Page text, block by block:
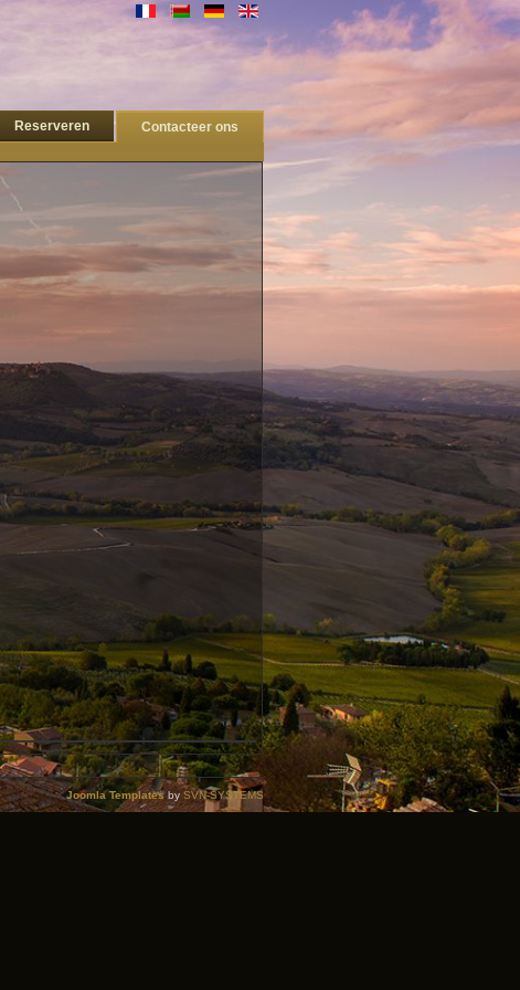
Reserveren Contacteer ons
Joomla Templatesby SVN-SYSTEMS